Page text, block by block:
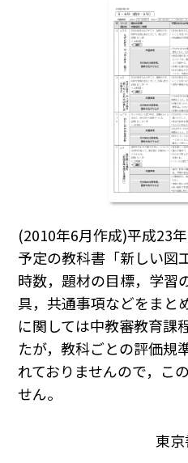
(2010年6月作成)平成23
予定の教科書「新しい図
時数，題材の目標，学習
具，共通事項などをまと
に関しては中教審教育課
たが，教科ごとの評価規
れておりませんので，こ
せん。
東